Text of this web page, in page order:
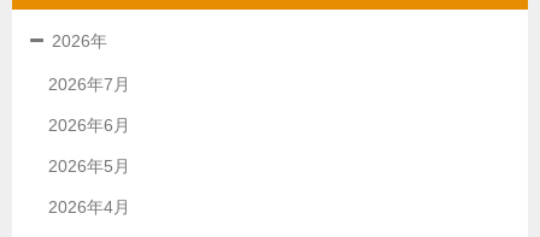
2026年
2026年7月
2026年6月
2026年5月
2026年4月